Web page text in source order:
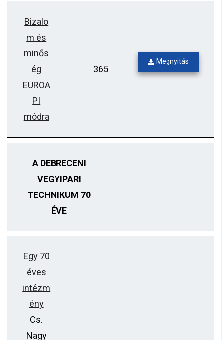
Bizalo
m és
minős
ég
EUROA
PI
módra
365
Megnyitás
A DEBRECENI
VEGYIPARI
TECHNIKUM 70
ÉVE
Egy 70
éves
intézm
ény
Cs.
Nagy